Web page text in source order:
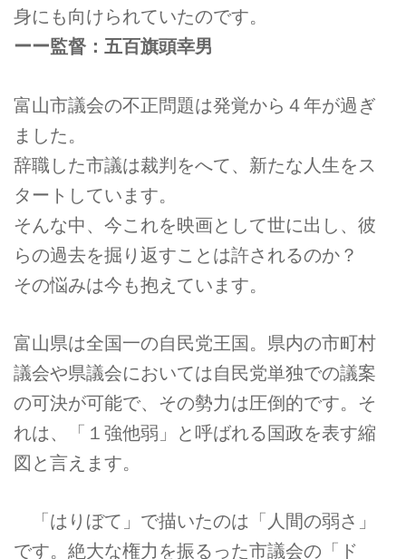
身にも向けられていたのです。
ーー監督：五百旗頭幸男
富山市議会の不正問題は発覚から４年が過ぎ
ました。
辞職した市議は裁判をへて、新たな人生をス
タートしています。
そんな中、今これを映画として世に出し、彼
らの過去を掘り返すことは許されるのか？
その悩みは今も抱えています。
富山県は全国一の自民党王国。県内の市町村
議会や県議会においては自民党単独での議案
の可決が可能で、その勢力は圧倒的です。そ
れは、「１強他弱」と呼ばれる国政を表す縮
図と言えます。
「はりぼて」で描いたのは「人間の弱さ」
です。絶大な権力を振るった市議会の「ド